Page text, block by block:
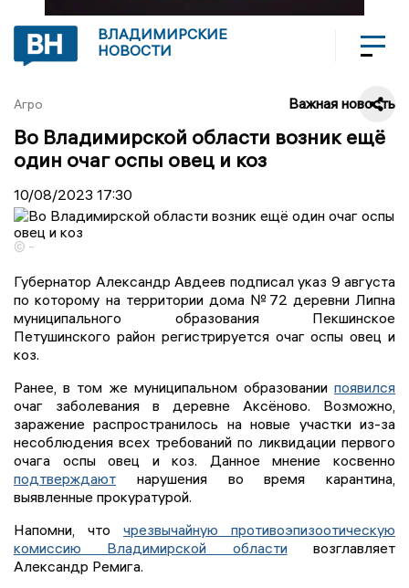
ВЛАДИМИРСКИЕ
НОВОСТИ
Агро Важная новость
Во Владимирской области возник ещё
один очаг оспы овец и коз
10/08/2023 17:30
© -
Губернатор Александр Авдеев подписал указ 9 августа
по которому на территории дома №72 деревни Липна
муниципального образования Пекшинское
Петушинского район регистрируется очаг оспы овец и
коз.
Ранее, в том же муниципальном образовании появился
очаг заболевания в деревне Аксёново. Возможно,
заражение распространилось на новые участки из-за
несоблюдения всех требований по ликвидации первого
очага оспы овец и коз. Данное мнение косвенно
подтверждают нарушения во время карантина,
выявленные прокуратурой.
Напомни, что чрезвычайную противоэпизоотическую
комиссию Владимирской областивозглавляет
Александр Ремига.